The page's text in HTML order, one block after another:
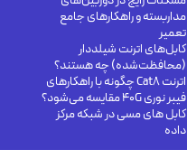
مداربسته و راهکارهای جامع
تعمیر
کابل‌های اترنت شیلددار
(محافظت‌شده) چه هستند؟
اترنت Cat8 چگونه با راهکارهای
فیبر نوری 40G مقایسه می‌شود؟
کابل های مسی در شبکه مرکز
داده